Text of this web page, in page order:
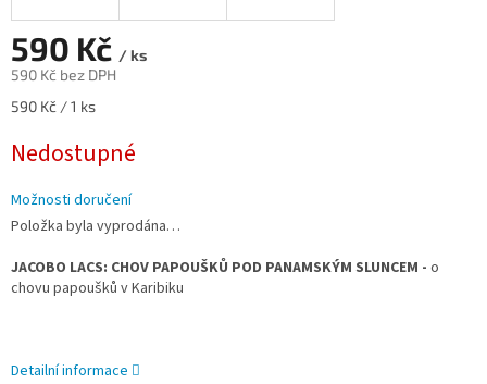
590 Kč / ks
590 Kč bez DPH
Měrná
590 Kč / 1 ks
Nedostupné
Možnosti doručení
Položka byla vyprodána…
JACOBO LACS: CHOV PAPOUŠKŮ POD PANAMSKÝM SLUNCEM - o
chovu papoušků v Karibiku
Detailní informace